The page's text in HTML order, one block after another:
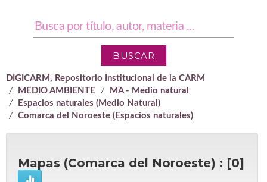
DIGICARM, Repositorio Institucional de la CARM
MEDIO AMBIENTE
MA - Medio natural
Espacios naturales (Medio Natural)
Comarca del Noroeste (Espacios naturales)
Mapas (Comarca del Noroeste) : [0]